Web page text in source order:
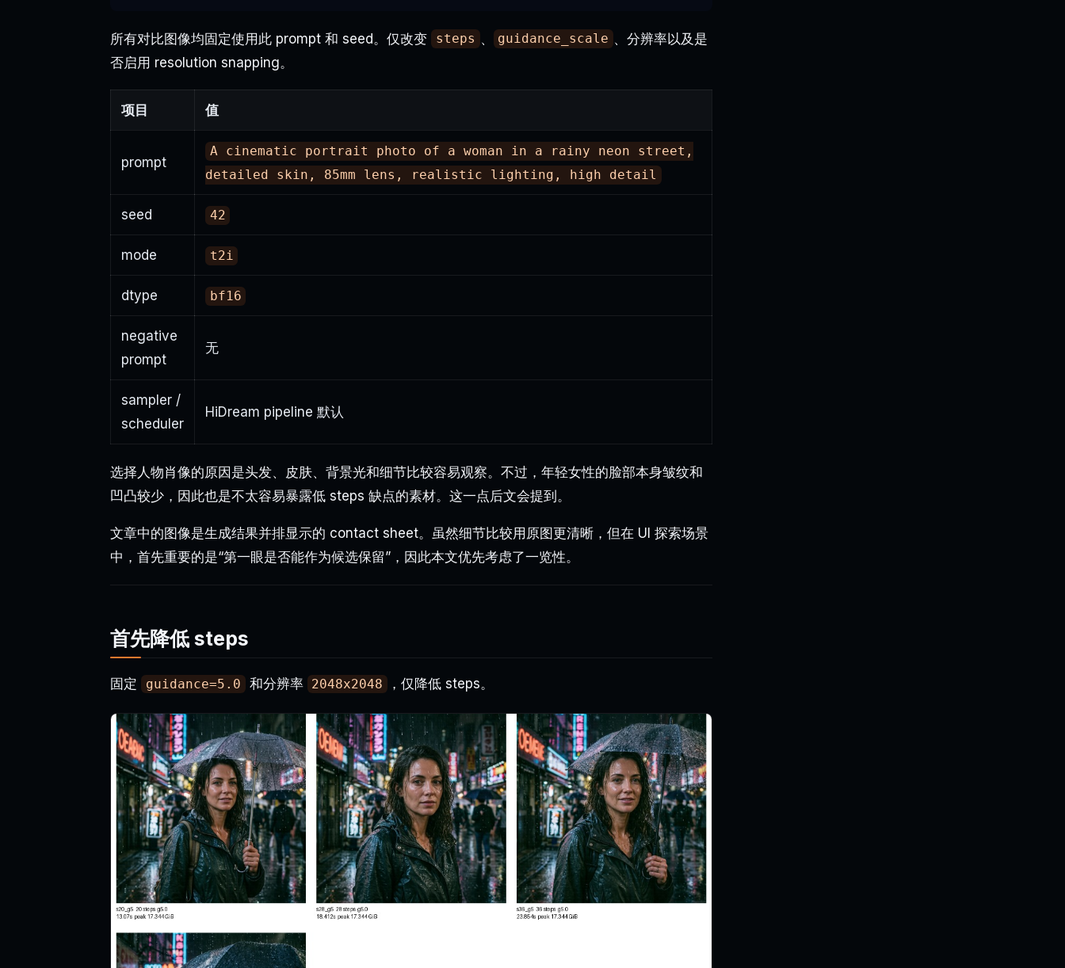
所有对比图像均固定使用此 prompt 和 seed。仅改变 steps 、 guidance_scale 、分辨率以及是
否启用 resolution snapping。
项目 值
prompt
A cinematic portrait photo of a woman in a rainy neon street,
detailed skin, 85mm lens, realistic lighting, high detail
seed 42
mode t2i
dtype bf16
negative
prompt
无
sampler /
scheduler
HiDream pipeline 默认
选择人物肖像的原因是头发、皮肤、背景光和细节比较容易观察。不过，年轻女性的脸部本身皱纹和
凹凸较少，因此也是不太容易暴露低 steps 缺点的素材。这一点后文会提到。
文章中的图像是生成结果并排显示的 contact sheet。虽然细节比较用原图更清晰，但在 UI 探索场景
中，首先重要的是“第一眼是否能作为候选保留”，因此本文优先考虑了一览性。
首先降低 steps
固定 guidance=5.0 和分辨率 2048x2048 ，仅降低 steps。